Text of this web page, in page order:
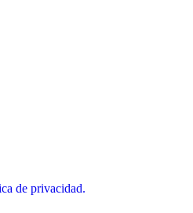
de privacidad.